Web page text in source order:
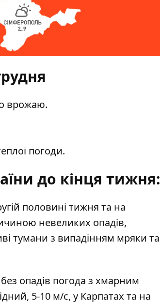
врожаю.
погоди.
до кінця тижня:
половині тижня та на
невеликих опадів,
тумани з випадінням мряки та
опадів погода з хмарним
5-10 м/с, у Карпатах та на